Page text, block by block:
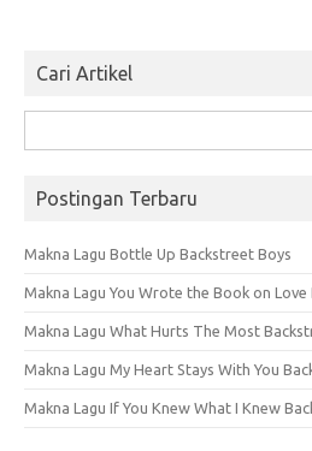
Cari Artikel
for:
Postingan Terbaru
Makna Lagu Bottle Up Backstreet Boys
Makna Lagu You Wrote the Book on
Makna Lagu What Hurts The Most
Makna Lagu My Heart Stays With You
Makna Lagu If You Knew What I Knew